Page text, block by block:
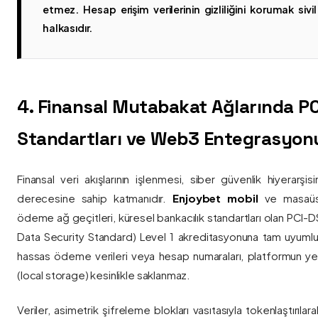
etmez. Hesap erişim verilerinin gizliliğini korumak
halkasıdır.
4. Finansal Mutabakat Ağlarında
Standartları ve Web3
Finansal veri akışlarının işlenmesi, siber güvenlik
derecesine sahip katmanıdır. Enjoybet mobil ve
ödeme ağ geçitleri, küresel bankacılık standartları olan PCI-
Data Security Standard) Level 1 akreditasyonuna tam
hassas ödeme verileri veya hesap numaraları, platformun
(local storage) kesinlikle saklanmaz.
Veriler, asimetrik şifreleme blokları vasıtasıyla